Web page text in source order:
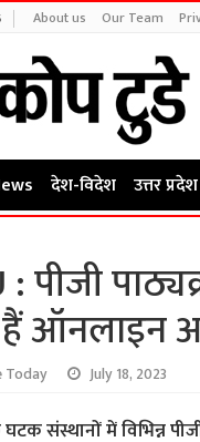
About us Our Team
देश-विदेश उत्तर प्रदेश
पीजी
ऑनलाइन
Today July 18, 2023
संस्थानों में विभिन्न